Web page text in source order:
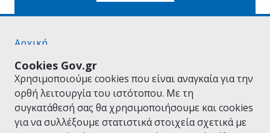
Cookies Gov.gr
Χρησιμοποιούμε cookies που είναι αναγκαία για την
ορθή λειτουργία του ιστότοπου. Με τη
συγκατάθεσή σας θα χρησιμοποιήσουμε και cookies
για να συλλέξουμε στατιστικά στοιχεία σχετικά με
Αρχική
Όροι Χρήσης
Πολιτική Απορρήτου
Δήλωση προσβασιμότητας
Πολιτική cookies
Προτάσεις για το gov.gr